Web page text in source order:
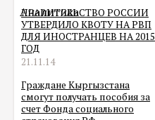
Аналитика
ПРАВИТЕЛЬСТВО РОССИИ
УТВЕРДИЛО КВОТУ НА РВП
ДЛЯ ИНОСТРАНЦЕВ НА 2015
ГОД
21.11.14
Граждане Кыргызстана
смогут получать пособия за
счет Фонда социального